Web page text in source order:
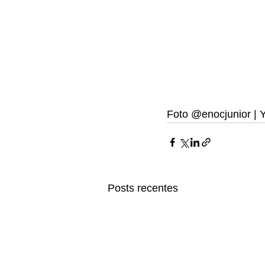
Foto @enocjunior |
Posts recentes